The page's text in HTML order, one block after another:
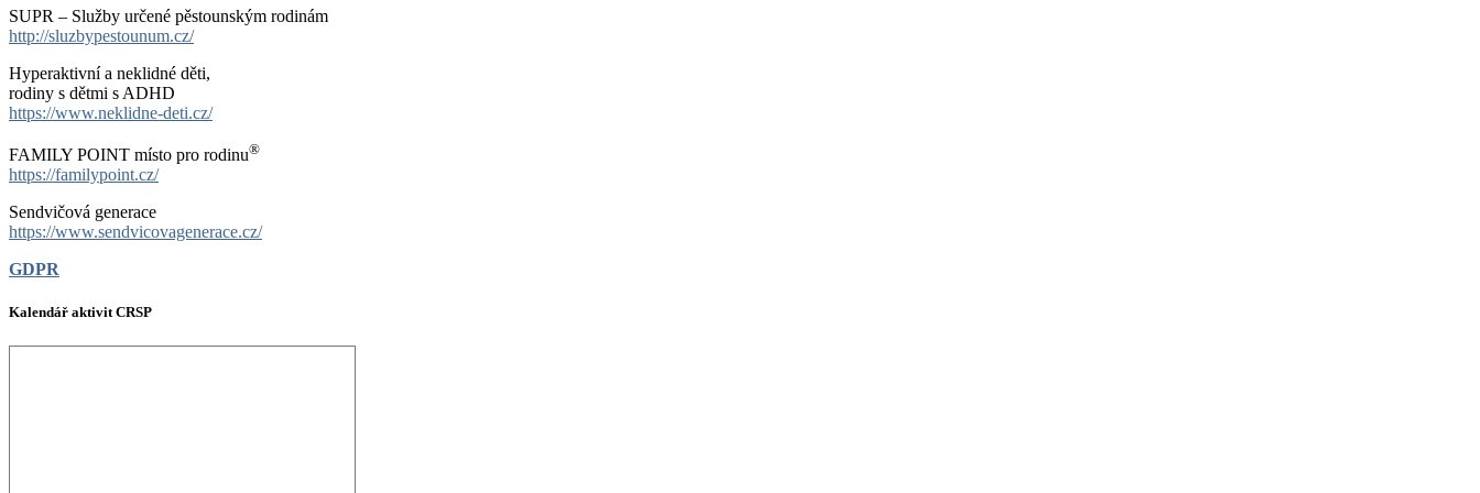
SUPR – Služby určené pěstounským rodinám
http://sluzbypestounum.cz/
Hyperaktivní a neklidné děti,
rodiny s dětmi s ADHD
https://www.neklidne-deti.cz/
FAMILY POINT místo pro rodinu®
https://familypoint.cz/
Sendvičová generace
https://www.sendvicovagenerace.cz/
GDPR
Kalendář aktivit CRSP